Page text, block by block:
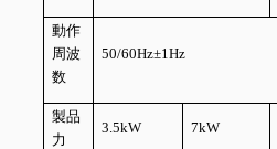
動作
周波
数
50/60Hz±1Hz
製品
力
3.5kW 7kW